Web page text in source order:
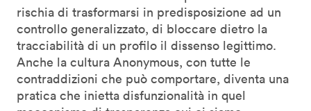
rischia di trasformarsi in predisposizione ad un
controllo generalizzato, di bloccare dietro la
tracciabilità di un profilo il dissenso legittimo.
Anche la cultura Anonymous, con tutte le
contraddizioni che può comportare, diventa una
pratica che inietta disfunzionalità in quel